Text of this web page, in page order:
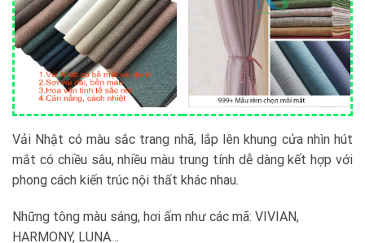
Vải Nhật có màu sắc trang nhã, lắp lên khung cửa nhìn hút
mắt có chiều sâu, nhiều màu trung tính dễ dàng kết hợp với
phong cách kiến trúc nội thất khác nhau.
Những tông màu sáng, hơi ấm như các mã: VIVIAN,
HARMONY, LUNA…